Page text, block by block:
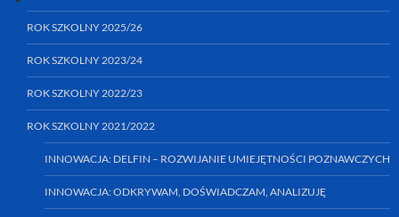
ROK SZKOLNY 2025/26
ROK SZKOLNY 2023/24
ROK SZKOLNY 2022/23
ROK SZKOLNY 2021/2022
INNOWACJA: DELFIN – ROZWIJANIE UMIEJĘTNOŚCI POZNAWCZYCH
INNOWACJA: ODKRYWAM, DOŚWIADCZAM, ANALIZUJĘ